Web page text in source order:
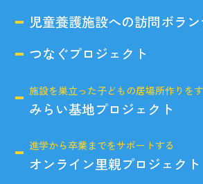
児童養護施設への訪問ボラ
つなぐプロジェクト
施設を巣立った子どもの居場所作りを
みらい基地プロジェクト
進学から卒業までをサポートする
オンライン里親プロジェクト